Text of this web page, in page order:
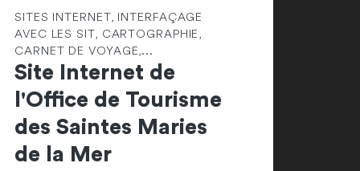
SITES INTERNET, INTERFAÇAGE
AVEC LES SIT, CARTOGRAPHIE,
CARNET DE VOYAGE,...
Site Internet de
l'Office de Tourisme
des Saintes Maries
de la Mer